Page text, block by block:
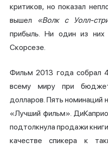
критиков, но показал
вышел
«Волк с Уолл-
прибыль. Ни один из
Скорсезе.
Фильм 2013 года собрал
всему миру при
долларов. Пять номинаций
«Лучший фильм».
подтолкнула продажи
качестве спикера к